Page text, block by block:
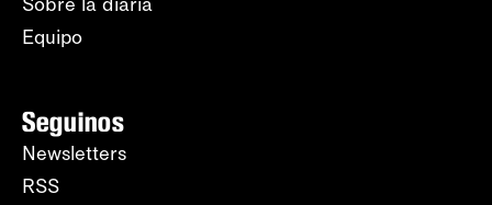
Equipo
Seguinos
Newsletters
RSS